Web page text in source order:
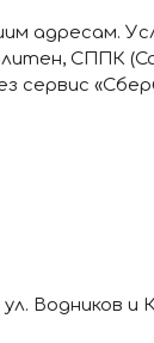
адресам.
СППК
сервис
Водников и